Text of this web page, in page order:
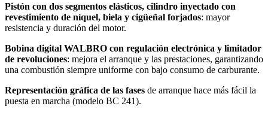
Pistón con dos segmentos elásticos, cilindro inyectado con
revestimiento de níquel, biela y cigüeñal forjados: mayor
resistencia y duración del motor.
Bobina digital WALBRO con regulación electrónica y limitador
de revoluciones: mejora el arranque y las prestaciones, garantizando
una combustión siempre uniforme con bajo consumo de carburante.
Representación gráfica de las fases de arranque hace más fácil la
puesta en marcha (modelo BC 241).